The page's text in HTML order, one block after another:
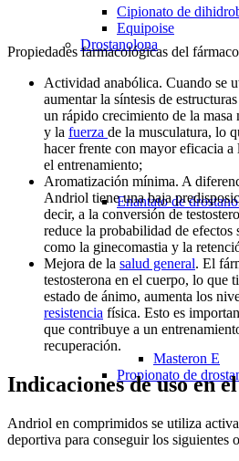
Cipionato de
Equipoise
Drostanolona
Enantato de
Masteron E
Propionato de
Propiedades farmacológicas del
Actividad anabólica. Cuando se
aumentar la síntesis de
un rápido crecimiento de la
y la fuerza de la musculatura, lo
hacer frente con mayor eficacia a
el entrenamiento;
Aromatización mínima. A
Andriol tiene una baja
decir, a la conversión de
reduce la probabilidad de efectos
como la ginecomastia y la
Mejora de la salud general. El
testosterona en el cuerpo, lo que
estado de ánimo, aumenta los
resistencia física. Esto es
que contribuye a un
recuperación.
Indicaciones de uso en
Andriol en comprimidos se utiliza
deportiva para conseguir los siguientes